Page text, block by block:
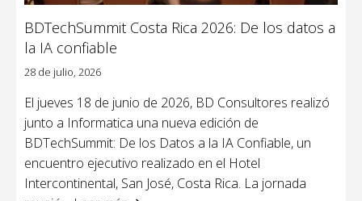
BDTechSummit Costa Rica 2026: De los datos a
la IA confiable
28 de julio, 2026
El jueves 18 de junio de 2026, BD Consultores realizó
junto a Informatica una nueva edición de
BDTechSummit: De los Datos a la IA Confiable, un
encuentro ejecutivo realizado en el Hotel
Intercontinental, San José, Costa Rica. La jornada